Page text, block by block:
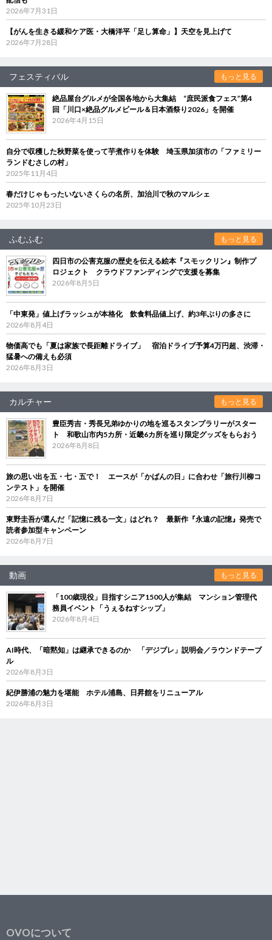
2026年7月31日
【がんを生きる緩和ケア医・大橋洋平「足し算命」】天空を見上げて
2026年7月28日
フェスティバル もっと見る
絶品屋台グルメが全国各地から大集結 “庶民派食フェス”第4
回「川口×絶品グルメビール＆日本酒祭り2026」を開催
2026年4月15日
自分で収穫した秋野菜を使って芋煮作りを体験 埼玉県加須市の「ファミリー
ランドむさしの村」
2025年11月4日
春だけじゃもったいないさくらの名所、加治川で秋のマルシェ
2025年10月23日
ふむふむ もっと見る
四日市の公害克服の歴史を伝える絵本『スモックリン』制作プ
ロジェクト クラウドファンディングで支援を募集
2026年8月5日
「中東発」値上げラッシュが本格化 飲食料品値上げ、約3年ぶりの多さに
2026年8月4日
物価高でも「夏は家族で長距離ドライブ」 宿泊ドライブ予算4万円超、渋滞・
猛暑への備えも必須
2026年8月3日
カルチャー もっと見る
豊臣秀吉・秀長兄弟ゆかりの地を巡るスタンプラリーがスター
ト 和歌山市内5カ所・近畿6カ所を巡り限定グッズをもらおう
2026年8月8日
旅の思い出を五・七・五で！ エースが「かばんの日」に合わせ「旅行川柳コ
ンテスト」を開催
2026年8月7日
東野圭吾が選んだ「記憶に残る一文」はどれ？ 最新作『永遠の記憶』発売で
読者参加型キャンペーン
2026年8月7日
動画 もっと見る
「100歳現役」目指すシニア1500人が集結 マンション管理代
務員イベント「うぇるねすシップ」
2026年8月4日
AI時代、「暗黙知」は継承できるのか 「デジブレ」説明会／ラウンドテーブ
ル
2026年8月3日
紀伊勝浦の魅力を堪能 ホテル浦島、日昇館をリニューアル
2026年8月3日
OVOについて